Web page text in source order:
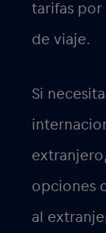
tarifas por
de viaje.
Si
opciones
al